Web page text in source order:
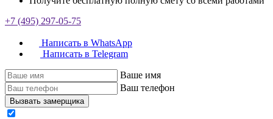
+7 (495) 297-05-75
Написать в WhatsApp
Написать в Telegram
Ваше имя
Ваш телефон
Вызвать замерщика